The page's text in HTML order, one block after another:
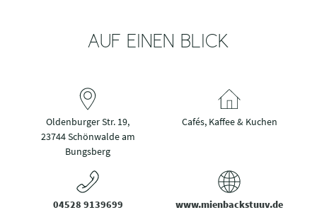
AUF EINEN BLICK
Oldenburger Str. 19,
23744 Schönwalde am
Bungsberg
Cafés, Kaffee & Kuchen
04528 9139699 www.mienbackstuuv.de